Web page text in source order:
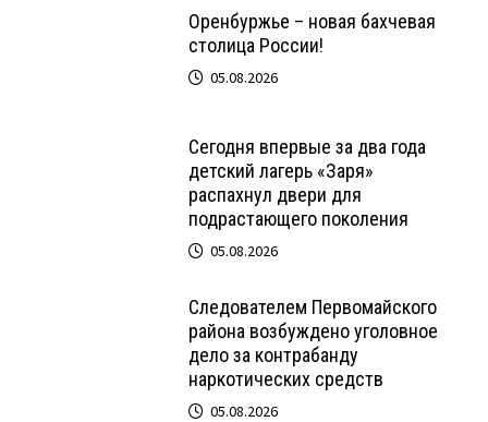
Оренбуржье – новая бахчевая
столица России!
05.08.2026
Сегодня впервые за два года
детский лагерь «Заря»
распахнул двери для
подрастающего поколения
05.08.2026
Следователем Первомайского
района возбуждено уголовное
дело за контрабанду
наркотических средств
05.08.2026